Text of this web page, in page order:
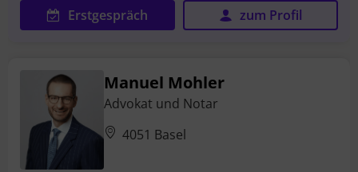
Erstgespräch zum Profil
Manuel Mohler
Advokat und Notar
4051 Basel